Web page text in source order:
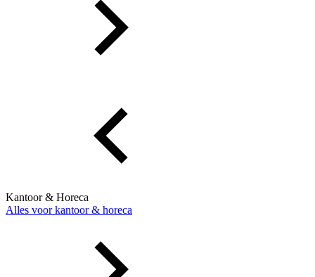
Kantoor & Horeca
Alles voor kantoor & horeca